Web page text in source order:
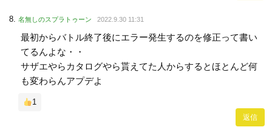
名無しのスプラトゥーン 2022.9.30 11:31
最初からバトル終了後にエラー発生するのを修正って書い
てるんよな・・
サザエやらカタログやら貰えてた人からするとほとんど何
も変わらんアプデよ
1
返信